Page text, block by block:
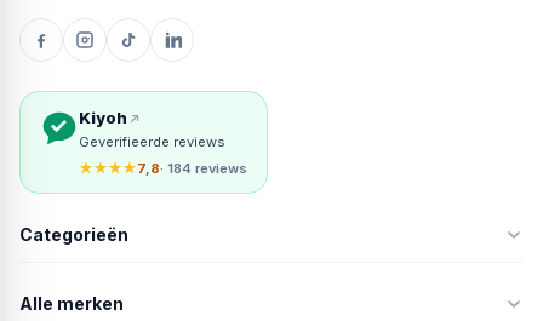
Kiyoh
Geverifieerde reviews
★★★★7,8· 184 reviews
Categorieën
Alle merken